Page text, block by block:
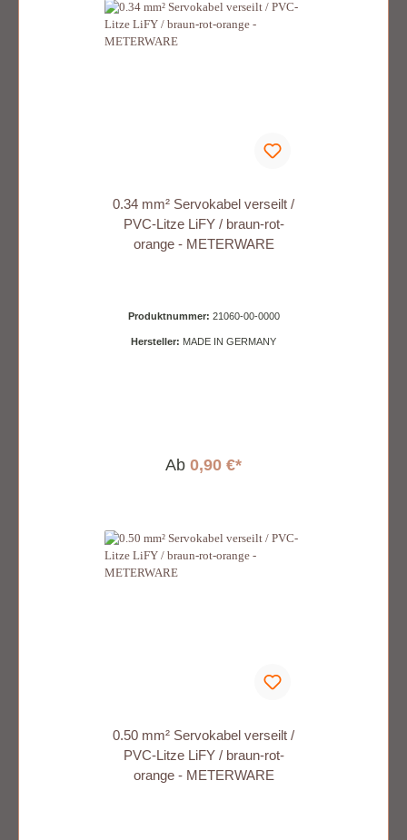
0.34 mm² Servokabel verseilt /
PVC-Litze LiFY / braun-rot-
orange - METERWARE
Produktnummer: 21060-00-0000
Hersteller: MADE IN GERMANY
Ab 0,90 €*
0.50 mm² Servokabel verseilt /
PVC-Litze LiFY / braun-rot-
orange - METERWARE